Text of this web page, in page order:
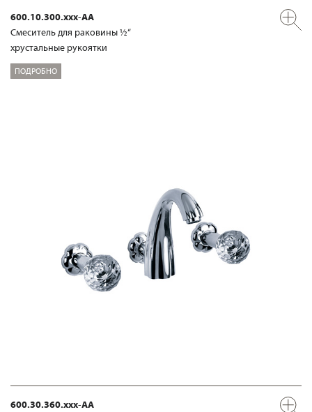
600.10.300.xxx-AA
Смеситель для раковины ½“
хрустальные рукоятки
ПОДРОБНО
600.30.360.xxx-AA